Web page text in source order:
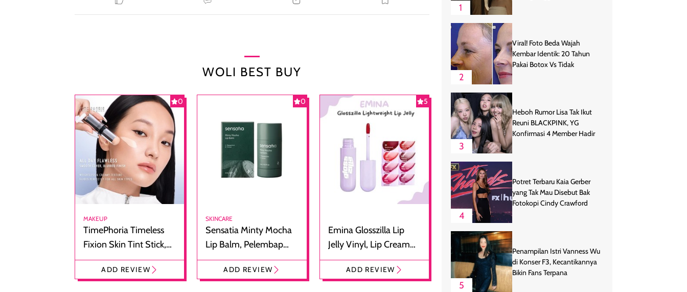
WOLI BEST BUY
0
MAKEUP
TimePhoria Timeless
Fixion Skin Tint Stick,
Foundation dan
Concealer 2-in-1
ADD REVIEW
0
SKINCARE
Sensatia Minty Mocha
Lip Balm, Pelembap
Bibir dengan Aroma
CokelatADD REVIEW
5
Emina Glosszilla Lip
Jelly Vinyl, Lip Cream
Glossy Ringan dengan
Efek Bibir Plumpy
ADD REVIEW
1
2
Viral! Foto Beda Wajah
Kembar Identik: 20 Tahun
Pakai Botox Vs Tidak
3
Heboh Rumor Lisa Tak Ikut
Reuni BLACKPINK, YG
Konfirmasi 4 Member Hadir
4
Potret Terbaru Kaia Gerber
yang Tak Mau Disebut Bak
Fotokopi Cindy Crawford
5
Penampilan Istri Vanness Wu
di Konser F3, Kecantikannya
Bikin Fans Terpana